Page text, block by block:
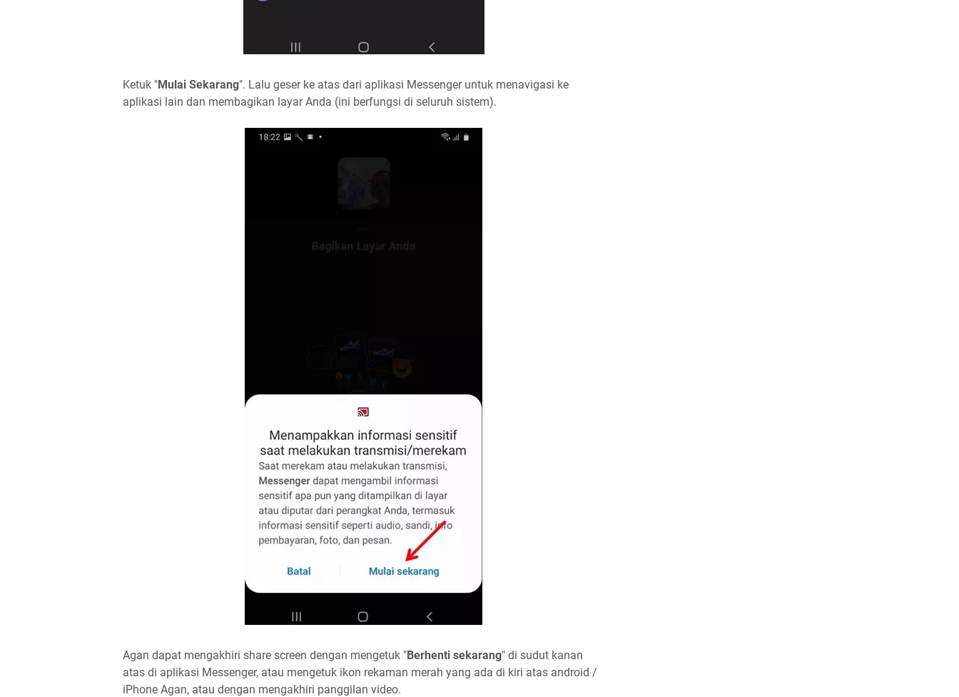
Ketuk "Mulai Sekarang". Lalu geser ke atas dari aplikasi Messenger untuk menavigasi ke
aplikasi lain dan membagikan layar Anda (ini berfungsi di seluruh sistem).
Agan dapat mengakhiri share screen dengan mengetuk "Berhenti sekarang" di sudut kanan
atas di aplikasi Messenger, atau mengetuk ikon rekaman merah yang ada di kiri atas android /
iPhone Agan, atau dengan mengakhiri panggilan video.